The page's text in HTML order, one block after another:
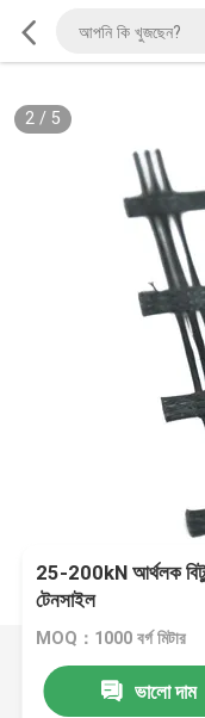
2/ 5
25-200kN আর্থলক
টেনসাইল
MOQ：1000 বর্গ মিটার
ভালো দাম